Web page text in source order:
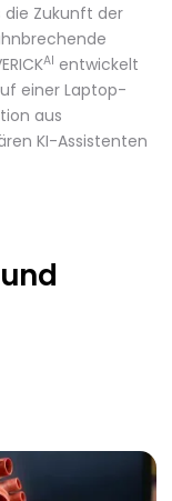
die Zukunft der
AI entwickelt
einer Laptop-
aus
KI-Assistenten
und